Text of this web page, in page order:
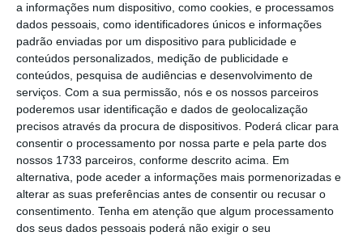
a informações num dispositivo, como cookies, e processamos
dados pessoais, como identificadores únicos e informações
padrão enviadas por um dispositivo para publicidade e
conteúdos personalizados, medição de publicidade e
conteúdos, pesquisa de audiências e desenvolvimento de
serviços. Com a sua permissão, nós e os nossos parceiros
poderemos usar identificação e dados de geolocalização
precisos através da procura de dispositivos. Poderá clicar para
consentir o processamento por nossa parte e pela parte dos
nossos 1733 parceiros, conforme descrito acima. Em
alternativa, pode aceder a informações mais pormenorizadas e
alterar as suas preferências antes de consentir ou recusar o
consentimento. Tenha em atenção que algum processamento
dos seus dados pessoais poderá não exigir o seu
de 180 dias a trabalhadores à procura de
primeiro emprego e desempregados de longa
duração, já que poderia servir para aumentar
a precariedade. Também há dúvidas sobre,
por exemplo, o alargamento dos contratos
de muito curta duração à generalidade dos
setores.
Deputados do PS preparam normas anti-abuso no
acordo laboral